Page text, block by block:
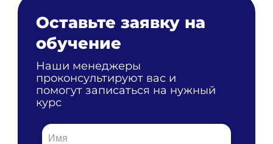
Оставьте заявку на
обучение
Наши менеджеры
проконсультируют вас и
помогут записаться на нужный
курс